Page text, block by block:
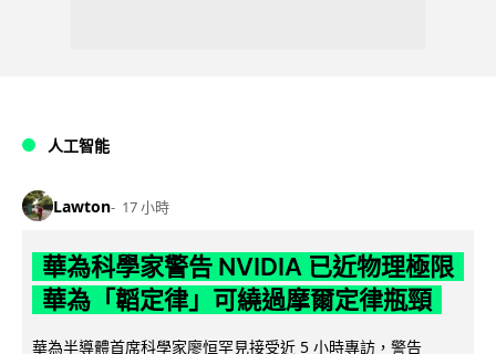
人工智能
Lawton 17 小時
華為科學家警告 NVIDIA 已近物理極限
華為「韜定律」可繞過摩爾定律瓶頸
華為半導體首席科學家廖恒罕見接受近 5 小時專訪，警告